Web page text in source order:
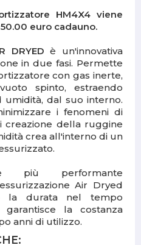
HM4X4 viene
euro cadauno.
DRYED è un'innovativa
in due fasi. Permette
con gas inerte,
spinto, estraendo
dal suo interno.
i fenomeni di
della ruggine
crea all'interno di un
performante
Air Dryed
la durata nel tempo
la costanza
anni di utilizzo.